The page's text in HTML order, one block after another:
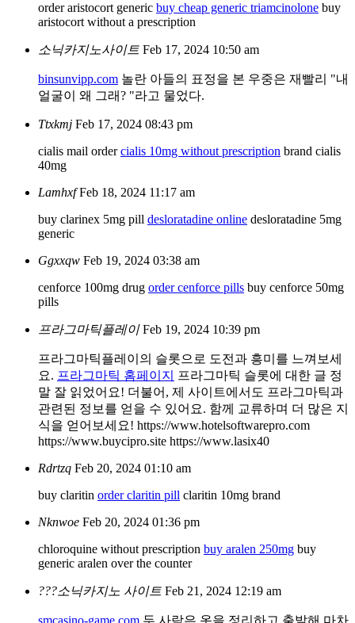
order aristocort generic buy cheap generic triamcinolone buy
aristocort without a prescription
소닉카지노사이트 Feb 17, 2024 10:50 am
binsunvipp.com 놀란 아들의 표정을 본 우중은 재빨리 "내
얼굴이 왜 그래? "라고 물었다.
Ttxkmj Feb 17, 2024 08:43 pm
cialis mail ordercialis 10mg without prescription brand cialis
40mg
Lamhxf Feb 18, 2024 11:17 am
buy clarinex 5mg pill desloratadine online desloratadine 5mg
generic
Ggxxqw Feb 19, 2024 03:38 am
cenforce 100mg drug order cenforce pills buy cenforce 50mg
pills
프라그마틱플레이Feb 19, 2024 10:39 pm
프라그마틱플레이의 슬롯으로 도전과 흥미를 느껴보세
요. 프라그마틱 홈페이지
프라그마틱 슬롯에 대한 글 정
말 잘 읽었어요! 더불어, 제 사이트에서도 프라그마틱과
관련된 정보를 얻을 수 있어요. 함께 교류하며 더 많은 지
식을 얻어보세요! https://www.hotelsoftwarepro.com
https://www.buycipro.site https://www.lasix40
Rdrtzq Feb 20, 2024 01:10 am
buy claritin order claritin pill claritin 10mg brand
Nknwoe Feb 20, 2024 01:36 pm
chloroquine without prescription buy aralen 250mg buy
generic aralen over the counter
???소닉카지노 사이트 Feb 21, 2024 12:19 am
smcasino-game.com 두 사람은 옷을 정리하고 출발해 마차